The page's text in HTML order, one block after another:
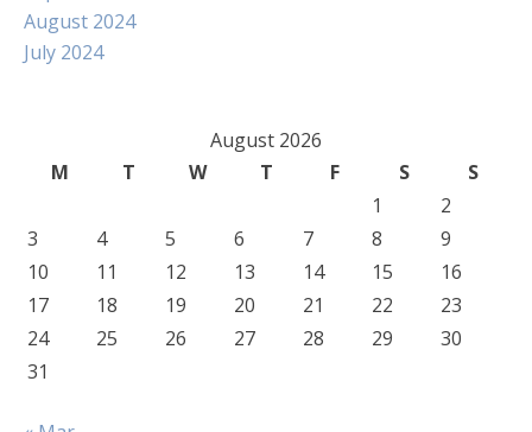
August 2024
July 2024
August 2026
M
T W T F S
S
1
2
3
4 5 6 7 8
9
10
11 12 13 14 15
16
17
18 19 20 21 22
23
24
25 26 27 28 29
30
31